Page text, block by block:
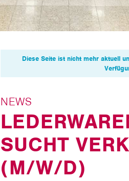
Diese Seite ist nicht mehr aktuell
NEWS
SUCHT
(M/W/D)